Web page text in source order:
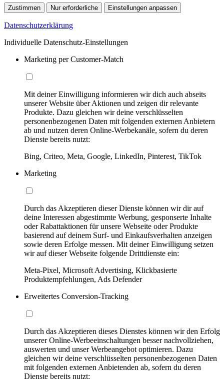
Zustimmen Nur erforderliche Einstellungen anpassen
Datenschutzerklärung
Individuelle Datenschutz-Einstellungen
Marketing per Customer-Match
Mit deiner Einwilligung informieren wir dich auch abseits
unserer Website über Aktionen und zeigen dir relevante
Produkte. Dazu gleichen wir deine verschlüsselten
personenbezogenen Daten mit folgenden externen Anbietern
ab und nutzen deren Online-Werbekanäle, sofern du deren
Dienste bereits nutzt:
Bing, Criteo, Meta, Google, LinkedIn, Pinterest, TikTok
Marketing
Durch das Akzeptieren dieser Dienste können wir dir auf
deine Interessen abgestimmte Werbung, gesponserte Inhalte
oder Rabattaktionen für unsere Webseite oder Produkte
basierend auf deinem Surf- und Einkaufsverhalten anzeigen
sowie deren Erfolge messen. Mit deiner Einwilligung setzen
wir auf dieser Webseite folgende Drittdienste ein:
Meta-Pixel, Microsoft Advertising, Klickbasierte
Produktempfehlungen, Ads Defender
Erweitertes Conversion-Tracking
Durch das Akzeptieren dieses Dienstes können wir den Erfolg
unserer Online-Werbeeinschaltungen besser nachvollziehen,
auswerten und unser Werbeangebot optimieren. Dazu
gleichen wir deine verschlüsselten personenbezogenen Daten
mit folgenden externen Anbietenden ab, sofern du deren
Dienste bereits nutzt: